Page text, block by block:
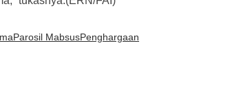
Parosil MabsusPenghargaan